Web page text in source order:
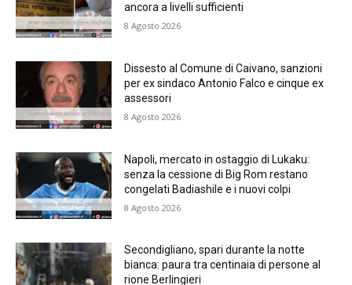
ancora a livelli sufficienti
8 Agosto 2026
Dissesto al Comune di Caivano, sanzioni
per ex sindaco Antonio Falco e cinque ex
assessori
8 Agosto 2026
Napoli, mercato in ostaggio di Lukaku:
senza la cessione di Big Rom restano
congelati Badiashile e i nuovi colpi
8 Agosto 2026
Secondigliano, spari durante la notte
bianca: paura tra centinaia di persone al
rione Berlingieri